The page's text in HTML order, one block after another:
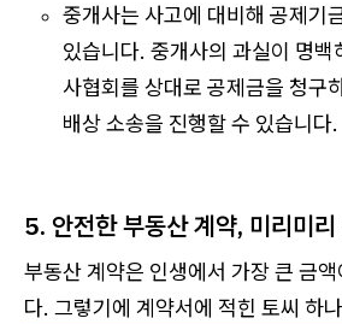
중개사는 사고에 대비해 공제기
있습니다. 중개사의 과실이 명백
사협회를 상대로 공제금을 청구
배상 소송을 진행할 수 있습니다.
5. 안전한 부동산 계약, 미리미
부동산 계약은 인생에서 가장 큰 금
다. 그렇기에 계약서에 적힌 토씨 하